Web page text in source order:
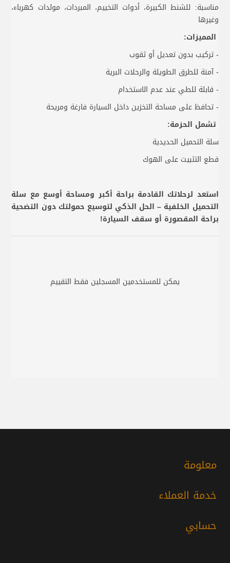
مناسبة: للشنط الكبيرة، أدوات التخييم، المبردات، مولدات كهرباء،
وغيرها
المميزات:
- تركيب بدون تعديل أو ثقوب
- آمنة للطرق الطويلة والرحلات البرية
- قابلة للطي عند عدم الاستخدام
- تحافظ على مساحة التخزين داخل السيارة فارغة ومريحة
تشمل الحزمة:
سلة التحميل الحديدية
قطع التثبيت على الهوك
استعد لرحلاتك القادمة براحة أكبر ومساحة أوسع مع سلة
التحميل الخلفية – الحل الذكي لتوسيع حمولتك دون التضحية
براحة المقصورة أو سقف السيارة!
يمكن للمستخدمين المسجلين فقط التقييم
معلومة
خدمة العملاء
حسابي